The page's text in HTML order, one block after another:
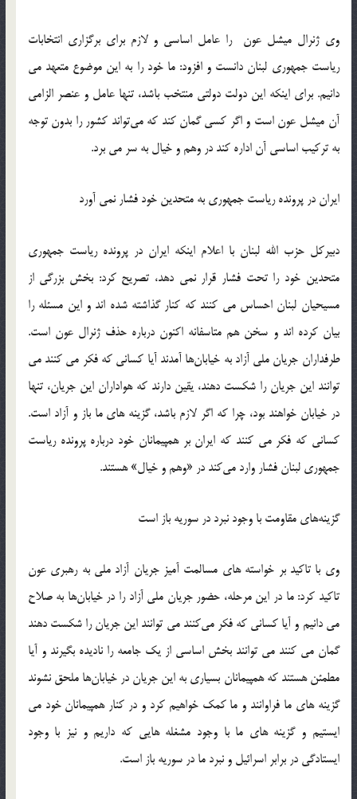
وی ژنرال میشل عون را عامل اساسی و لازم برای برگزاری انتخابات
ریاست جمهوری لبنان دانست و افزود: ما خود را به این موضوع متعهد می
دانیم‬‎. برای اینکه این دولت دولتی منتخب باشد، تنها عامل و عنصر الزامی
آن میشل عون است‬‎ و اگر کسی گمان کند که می‌تواند کشور را بدون توجه
به ترکیب اساسی آن اداره کند در وهم و خیال به سر می برد.‬‎
ایران در پرونده ریاست جمهوری به متحدین خود فشار نمی آورد
دبیرکل حزب الله لبنان با اعلام اینکه ایران در پرونده ریاست جمهوری
متحدین خود را تحت فشار قرار نمی دهد، تصریح کرد: بخش بزرگی از
مسیحیان لبنان احساس می کنند که کنار گذاشته شده اند و این مسئله را
بیان کرده اند و سخن هم متاسفانه اکنون درباره حذف ژنرال عون است.
طرفداران جریان ملی آزاد به خیابان‌ها آمدند آیا کسانی که فکر می کنند می
توانند این جریان را شکست دهند، یقین دارند که هواداران این جریان، تنها
کسانی که فکر می کنند که ایران بر همپیمانان خود درباره پرونده ریاست
جمهوری لبنان فشار وارد می‌کند در «وهم و خیال» هستند‬‎.
گزینه‌های مقاومت با وجود نبرد در سوریه باز است
وی با تاکید بر خواسته های مسالمت آمیز جریان آزاد ملی به رهبری عون
تاکید کرد: ما در این مرحله، حضور جریان ملی آزاد را در خیابان‌ها به صلاح
می دانیم و آیا کسانی که فکر می‌کنند می توانند این جریان را شکست دهند
گمان می کنند می توانند بخش اساسی از یک جامعه را نادیده بگیرند و آیا
مطمئن هستند که همپیمانان بسیاری به این جریان در خیابان‌ها ملحق نشوند
گزینه های ما فراوانند و ما کمک خواهیم کرد و در کنار همپیمانان خود می
ایستیم و گزینه های ما با وجود مشغله هایی که داریم و نیز با وجود
ایستادگی در برابر اسرائیل و نبرد ما در سوریه باز است.